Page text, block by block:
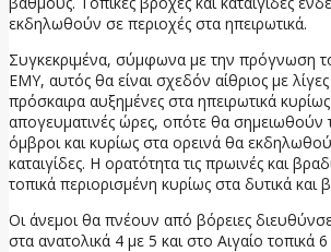
εκδηλωθούν σε περιοχές στα ηπειρωτικά.
Συγκεκριμένα, σύμφωνα με την πρόγνωση
ΕΜΥ, αυτός θα είναι σχεδόν αίθριος με
πρόσκαιρα αυξημένες στα ηπειρωτικά κυρίως
απογευματινές ώρες, οπότε θα σημειωθούν
όμβροι και κυρίως στα ορεινά θα
καταιγίδες. Η ορατότητα τις πρωινές και
τοπικά περιορισμένη κυρίως στα δυτικά και
Οι άνεμοι θα πνέουν από βόρειες
στα ανατολικά 4 με 5 και στο Αιγαίο τοπικά